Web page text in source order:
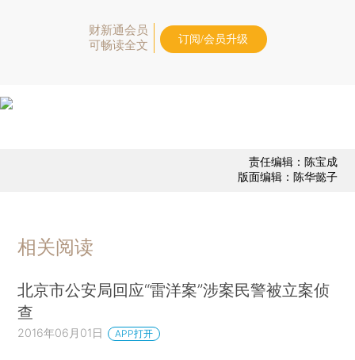
财新通会员
可畅读全文
订阅/会员升级
责任编辑：陈宝成
版面编辑：陈华懿子
相关阅读
北京市公安局回应“雷洋案”涉案民警被立案侦
查
2016年06月01日 APP打开